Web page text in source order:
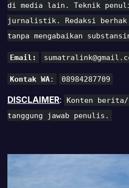
di media lain. Teknik
jurnalistik. Redaksi berhak
tanpa mengabaikan
Email:
Kontak WA: 08984287709
DISCLAIMER:
Konten
tanggung jawab penulis.